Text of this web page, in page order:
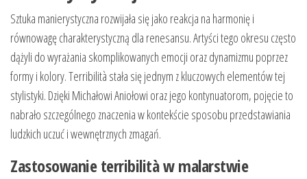
Sztuka manierystyczna rozwijała się jako reakcja na harmonię i
równowagę charakterystyczną dla renesansu. Artyści tego okresu często
dążyli do wyrażania skomplikowanych emocji oraz dynamizmu poprzez
formy i kolory. Terribilità stała się jednym z kluczowych elementów tej
stylistyki. Dzięki Michałowi Aniołowi oraz jego kontynuatorom, pojęcie to
nabrało szczególnego znaczenia w kontekście sposobu przedstawiania
ludzkich uczuć i wewnętrznych zmagań.
Zastosowanie terribilità w malarstwie